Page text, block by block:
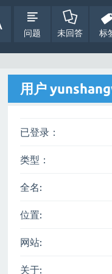
问题 未回答 标
用户
已登录：
类型：
全名:
位置:
网站:
关于: